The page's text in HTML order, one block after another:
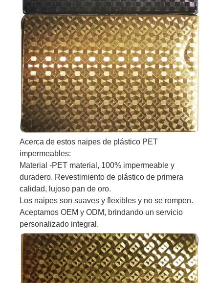
Acerca de estos naipes de plástico PET
impermeables:
Material -PET material, 100% impermeable y
duradero. Revestimiento de plástico de primera
calidad, lujoso pan de oro.
Los naipes son suaves y flexibles y no se rompen.
Aceptamos OEM y ODM, brindando un servicio
personalizado integral.